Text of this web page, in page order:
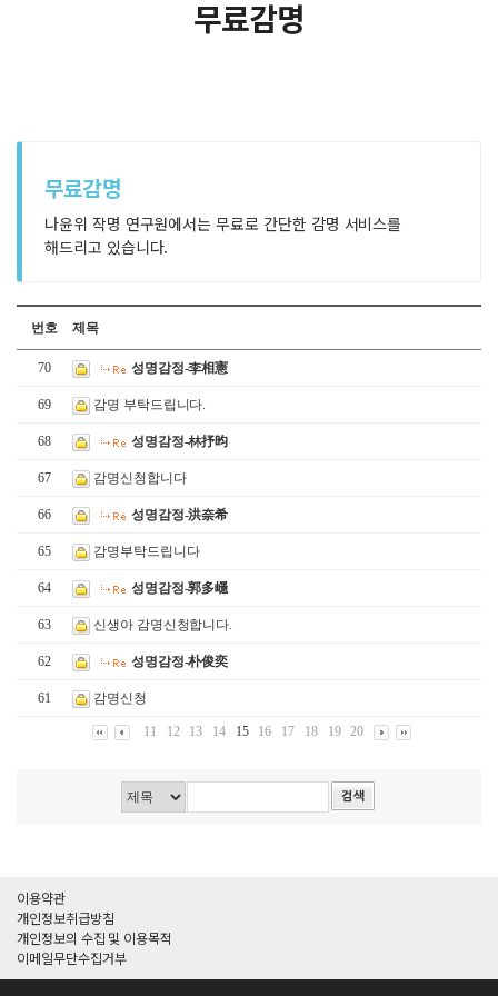
무료감명
무료감명
나윤위 작명 연구원에서는 무료로 간단한 감명 서비스를
해드리고 있습니다.
번호 제목
70 성명감정-李相憲
69 감명 부탁드립니다.
68 성명감정-林抒昀
67 감명신청합니다
66 성명감정-洪奈希
65 감명부탁드립니다
64 성명감정-郭多嶾
63 신생아 감명신청합니다.
62 성명감정-朴俊奕
61 감명신청
11 12 13 14 15 16 17 18 19 20
이용약관
개인정보취급방침
개인정보의 수집 및 이용목적
이메일무단수집거부